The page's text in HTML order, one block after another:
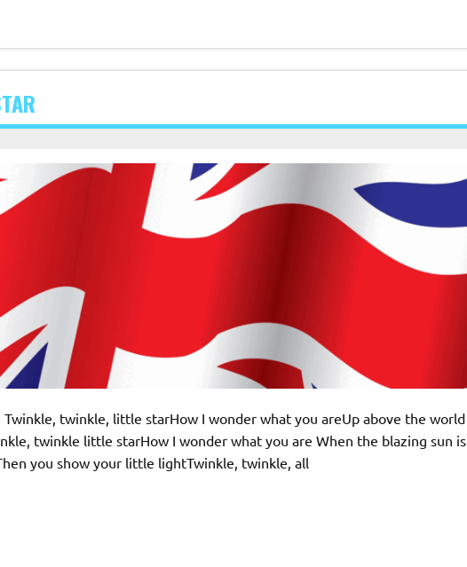
twinkle, little starHow I wonder what you areUp above the world
twinkle little starHow I wonder what you are When the blazing sun is
you show your little lightTwinkle, twinkle, all